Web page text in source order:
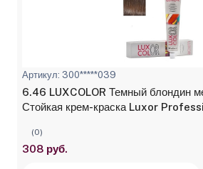
Артикул: 300*****039
6.46 LUXCOLOR Темный блондин
Стойкая крем-краска Luxor
(0)
308 руб.